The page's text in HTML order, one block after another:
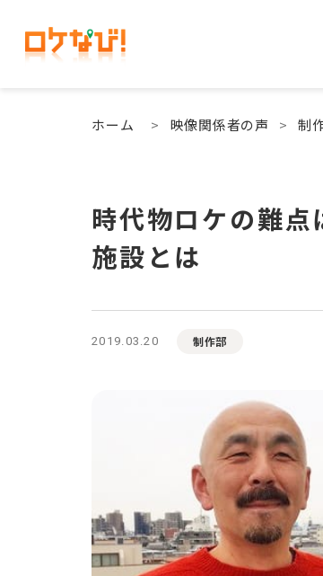
ホーム > 映像関係者の声 > 制
時代物ロケの難
施設とは
2019.03.20 制作部